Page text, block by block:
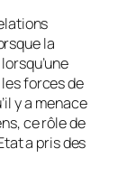
la
forces de
y a menace
ce rôle de
a pris des